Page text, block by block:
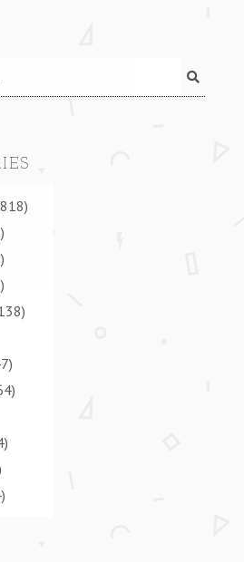
(JAZZ MIX) ****